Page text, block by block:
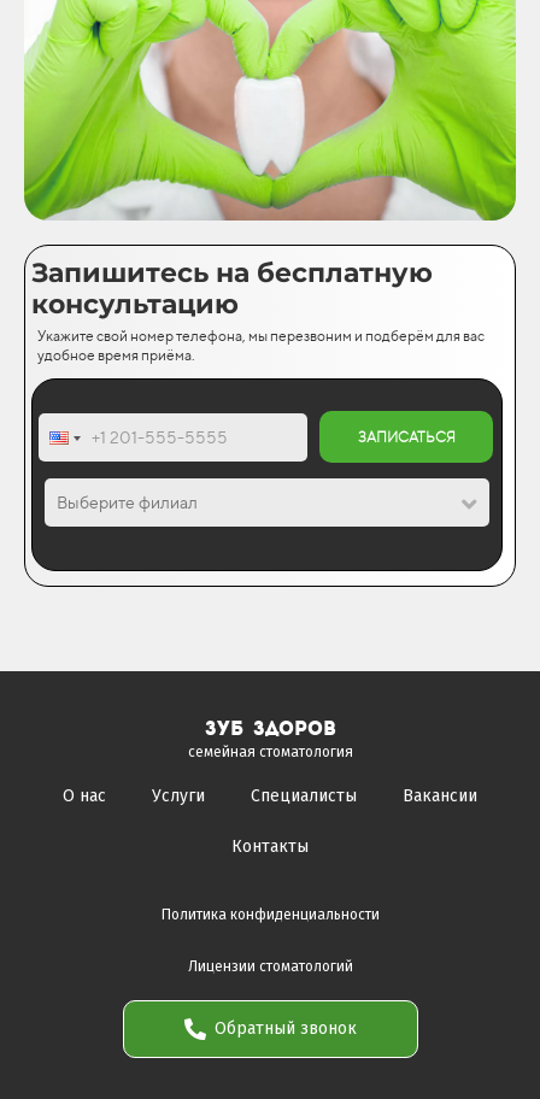
Запишитесь на бесплатную
консультацию
Укажите свой номер телефона, мы перезвоним и подберём для вас
удобное время приёма.
ЗАПИСАТЬСЯ
Выберите филиал
зуб здоров
семейная стоматология
О нас Услуги Специалисты Вакансии
Контакты
Политика конфиденциальности
Лицензии стоматологий
Обратный звонок